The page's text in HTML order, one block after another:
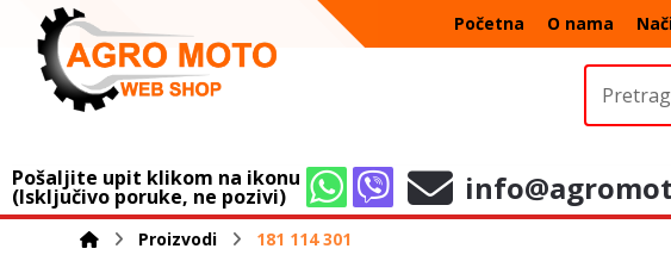
Početna O nama
Pošaljite upit klikom na ikonu
(Isključivo poruke, ne pozivi)
Proizvodi 181 114 301